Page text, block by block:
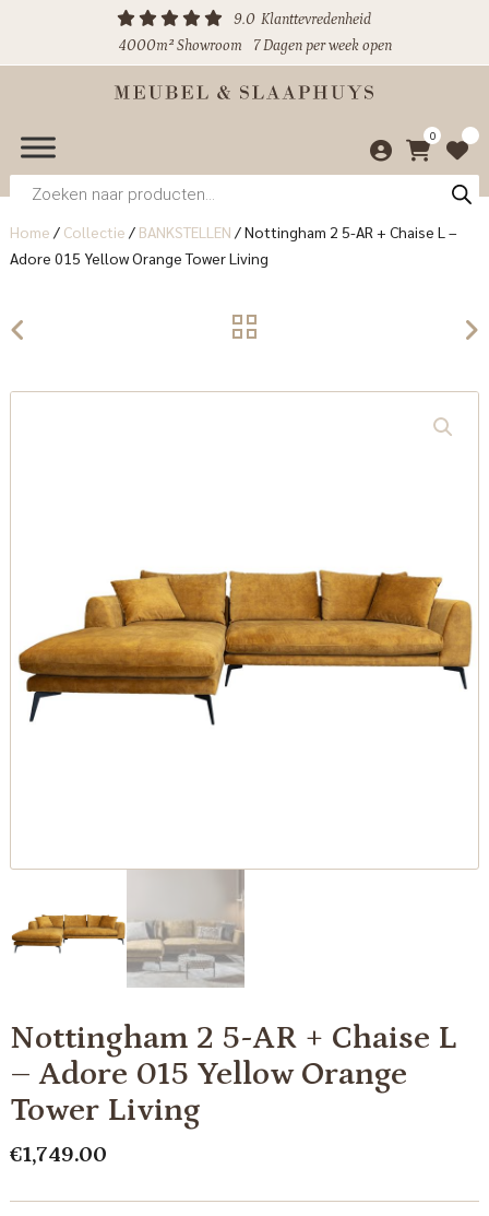
9.0 Klanttevredenheid
4000m² Showroom
7 Dagen per week open
0
Producten
zoeken
Home / Collectie / BANKSTELLEN /Nottingham 2 5-AR + Chaise L –
Adore 015 Yellow Orange Tower Living
Nottingham 2 5-AR + Chaise L
– Adore 015 Yellow Orange
Tower Living
€1,749.00